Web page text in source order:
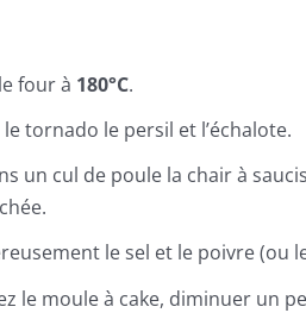
four à 180°C.
tornado le persil et l’échalote.
un cul de poule la chair à
le sel et le poivre (ou
le moule à cake, diminuer un